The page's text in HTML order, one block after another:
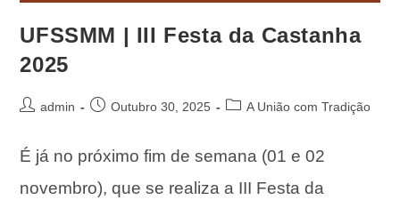
UFSSMM | III Festa da Castanha
2025
admin Outubro 30, 2025 A União com Tradição
É já no próximo fim de semana (01 e 02
novembro), que se realiza a III Festa da